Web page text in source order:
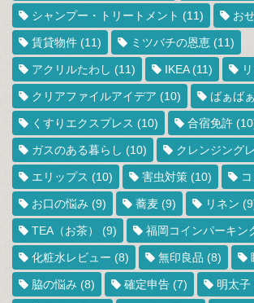
シャンプー・トリートメント (11) お
賃貸物件 (11) ミツバチの恩恵 (11)
アクリルたわし (11) IKEA(11)
クリアファイルアイデア (10) ばぁば
くすりエクスプレス (10) 合宿免許
ガスのある暮らし (10) クレンジング
エリップス (10) 害虫対策 (10)
お口の悩み (9) 蕎麦 (9) リネン
TEA（お茶） (9) 福岡コインパーキン
化粧水レビュー (8) 無印良品 (8)
脇の悩み (8) 確定申告 (7) 明太子